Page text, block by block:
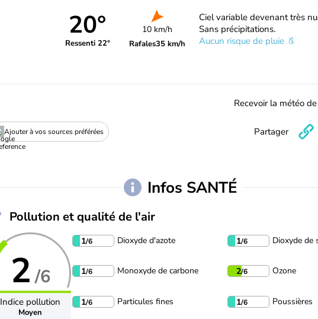
20°
Ressenti 22°
10 km/h
Rafales35 km/h
Ciel variable devenant très
Sans précipitations.
Aucun risque de pluie
Recevoir la météo
Ajouter à vos sources préférées Partager
Infos SANTÉ
Pollution et qualité de l'air
2 /6
Indice pollution
Moyen
1/6 Dioxyde d'azote 1/6 Dioxyde de
1/6 Monoxyde de carbone 2/6 Ozone
1/6 Particules fines 1/6 Poussières